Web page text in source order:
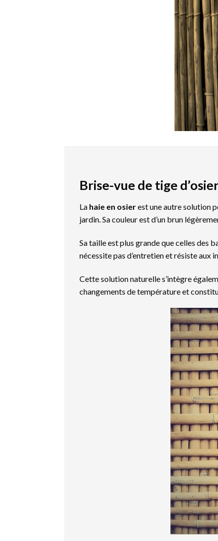
Brise-vue de tige
La haie en osierest une autre solution
jardin. Sa couleur est d’un brun
Sa taille est plus grande que celles des
nécessite pas d’entretien et résiste aux
Cette solution naturelle s’intègre
changements de température et